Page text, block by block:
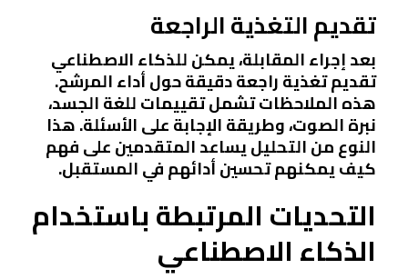
تقديم التغذية الراجعة
بعد إجراء المقابلة، يمكن للذكاء الاصطناعي
تقديم تغذية راجعة دقيقة حول أداء المرشح.
هذه الملاحظات تشمل تقييمات للغة الجسد،
نبرة الصوت، وطريقة الإجابة على الأسئلة. هذا
النوع من التحليل يساعد المتقدمين على فهم
كيف يمكنهم تحسين أدائهم في المستقبل.
التحديات المرتبطة باستخدام
الذكاء الاصطناعي